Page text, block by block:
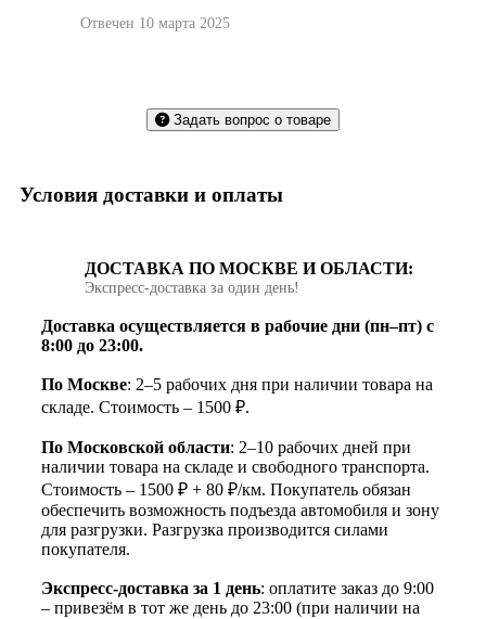
Отвечен 10 марта 2025
Задать вопрос о товаре
Условия доставки и оплаты
ДОСТАВКА ПО МОСКВЕ И ОБЛАСТИ:
Экспресс‑доставка за один день!
Доставка осуществляется в рабочие дни (пн–пт) с
8:00 до 23:00.
По Москве: 2–5 рабочих дня при наличии товара на
складе. Стоимость – 1500 ₽.
По Московской области: 2–10 рабочих дней при
наличии товара на складе и свободного транспорта.
Стоимость – 1500 ₽ + 80 ₽/км. Покупатель обязан
обеспечить возможность подъезда автомобиля и зону
для разгрузки. Разгрузка производится силами
покупателя.
Экспресс-доставка за 1 день: оплатите заказ до 9:00
– привезём в тот же день до 23:00 (при наличии на